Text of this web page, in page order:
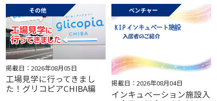
その他
掲載日：2026年08月05日
工場見学に行ってきまし
た！グリコピアCHIBA編
ベンチャー
掲載日：2026年08月04日
インキュベーション施設入